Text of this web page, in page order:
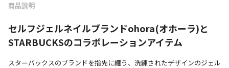
商品説明
セルフジェルネイルブランドohora(オホーラ)と
STARBUCKSのコラボレーションアイテム
スターバックスのブランドを指先に纏う、洗練されたデザインのジェル